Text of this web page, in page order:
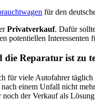
für den
Privatverkauf. Dafür
potentiellen
Reparatur ist zu
für viele Autofahrer
einem Unfall nicht
der Verkauf als